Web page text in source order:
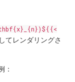
てレンダリングさ
：